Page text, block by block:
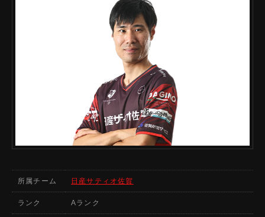
所属チーム 日産サティオ佐賀
ランク Aランク